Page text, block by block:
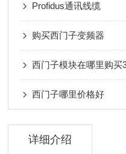
Profidus通讯线缆
购买西门子变频器
西门子模块在哪里购买
西门子哪里价格好
详细介绍